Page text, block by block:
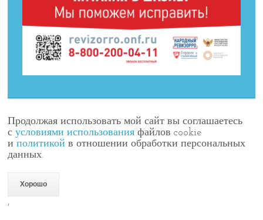
Продолжая использовать мой сайт вы соглашаетесь
сусловиями использования файлов cookie
иполитикой в отношении обработки персональных
данных.
Хорошо
,